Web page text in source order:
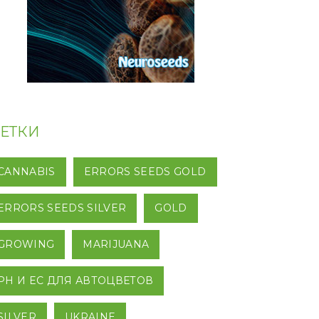
ERRORS SEEDS GOLD
SEEDS SILVER GOLD
MARIJUANA
И EC ДЛЯ АВТОЦВЕТОВ